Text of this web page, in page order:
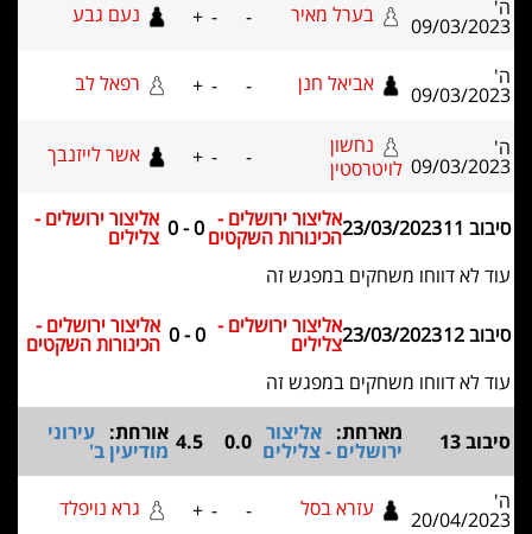
09/ בערל מאיר - נעם גבע
09/ אביאל חנן - רפאל לב
09/ לויטרסטין
אשר לייזנבך
23/03/2023אליצור ירושלים -
הכינורות השקטים0 - 0 אליצור ירושלים -
צלילים
דווחו משחקים במפגש זה
23/03/2023אליצור ירושלים -
צלילים 0 - 0 אליצור ירושלים -
הכינורות השקטים
דווחו משחקים במפגש זה
מארחת:אליצור
ירושלים - צלילים 0.0
4.5 אורחת:עירוני
מודיעין ב'
20/ עזרא בסל - גרא נויפלד